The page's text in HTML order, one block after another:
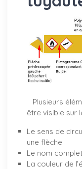
Plusieurs
être visible sur
Le sens de
une flèche
Le nom
La couleur de